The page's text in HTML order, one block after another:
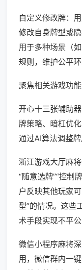
自定义修改牌：
修改自身牌型或
用于多种场景（
规则，维护公平环
聚焦相关游戏功能
开心十三张辅助
牌策略、暗杠优
通过AI算法调整牌
浙江游戏大厅麻
“随意选牌”“控制
户反映其他玩家
型”的情况。这些
术手段实现不平公
微信小程序麻将
用，微信群内一